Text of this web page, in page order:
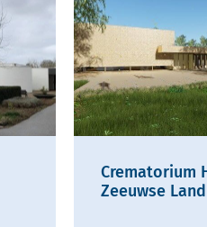
Crematorium
Zeeuwse Land